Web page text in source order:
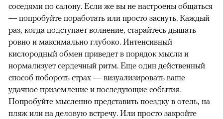
соседями по салону. Если же вы не настроены общаться
— попробуйте поработать или просто заснуть. Каждый
раз, когда подступает волнение, старайтесь дышать
ровно и максимально глубоко. Интенсивный
кислородный обмен приведет в порядок мысли и
нормализует сердечный ритм. Еще один действенный
способ побороть страх — визуализировать ваше
удачное приземление и последующие события.
Попробуйте мысленно представить поездку в отель, на
пляж или на деловую встречу. Или просто закройте